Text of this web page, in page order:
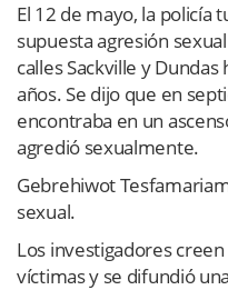
El 12 de mayo, la policía
supuesta agresión
calles Sackville y
años. Se dijo que en
encontraba en un
agredió sexualmente.
Gebrehiwot
sexual.
Los investigadores
víctimas y se difundió